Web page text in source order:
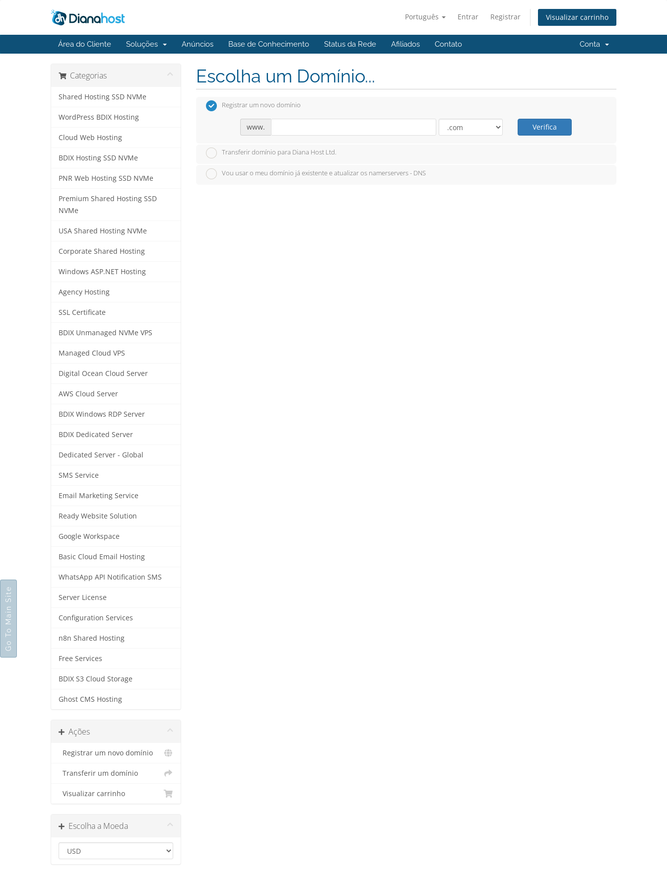
Português Entrar Registrar Visualizar carrinho
Área do Cliente Soluções Anúncios Base de Conhecimento Status da Rede Afiliados Contato Conta
Categorias
Shared Hosting SSD NVMe
WordPress BDIX Hosting
Cloud Web Hosting
BDIX Hosting SSD NVMe
PNR Web Hosting SSD NVMe
Premium Shared Hosting SSD
NVMe
USA Shared Hosting NVMe
Corporate Shared Hosting
Windows ASP.NET Hosting
Agency Hosting
SSL Certificate
BDIX Unmanaged NVMe VPS
Managed Cloud VPS
Digital Ocean Cloud Server
AWS Cloud Server
BDIX Windows RDP Server
BDIX Dedicated Server
Dedicated Server - Global
SMS Service
Email Marketing Service
Ready Website Solution
Google Workspace
Basic Cloud Email Hosting
WhatsApp API Notification SMS
Server License
Configuration Services
n8n Shared Hosting
Free Services
BDIX S3 Cloud Storage
Ghost CMS Hosting
Ações
Registrar um novo domínio
Transferir um domínio
Visualizar carrinho
Escolha a Moeda
Escolha um Domínio...
Registrar um novo domínio
www. Verifica
Transferir domínio para Diana Host Ltd.
Vou usar o meu domínio já existente e atualizar os namerservers - DNS
Go To Main Site